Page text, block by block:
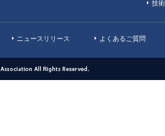
技術
ニュースリリース よくあるご質問